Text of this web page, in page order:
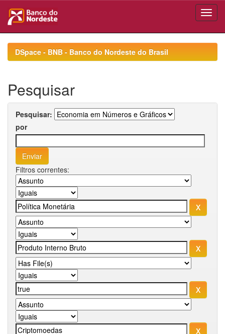
navigationDSpace - BNB - Banco do Nordeste do Brasil
Pesquisar
Pesquisar:
por
Filtros correntes: